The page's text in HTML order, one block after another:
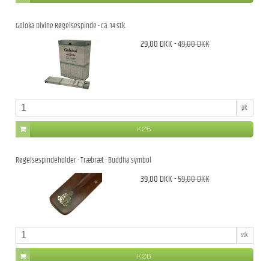
Goloka Divine Røgelsespinde - ca. 14 stk.
29,00 DKK-49,00 DKK
pk.
KØB
Røgelsespindeholder - Træbræt - Buddha symbol
39,00 DKK-59,00 DKK
stk.
KØB